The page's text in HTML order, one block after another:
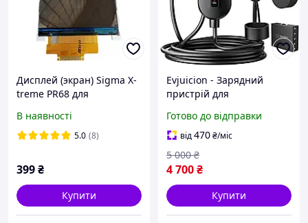
Дисплей (экран) Sigma X-
treme PR68 для
(DT280QV161-X1G5,14 pin)
В наявності
5.0 (8)
399₴
Купити
Evjuicion - Зарядний
пристрій для
м, тип зарядного
пристрою Type 2, 16 A,
IP67
Готово до відправки
від470₴/міс
4 700₴
5 000 ₴
Купити